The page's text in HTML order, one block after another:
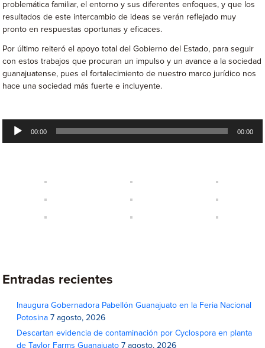
problemática familiar, el entorno y sus diferentes enfoques, y que los
resultados de este intercambio de ideas se verán reflejado muy
pronto en respuestas oportunas y eficaces.
Por último reiteró el apoyo total del Gobierno del Estado, para seguir
con estos trabajos que procuran un impulso y un avance a la sociedad
guanajuatense, pues el fortalecimiento de nuestro marco jurídico nos
hace una sociedad más fuerte e incluyente.
Reproductor
00:00 00:00
Entradas recientes
Inaugura Gobernadora Pabellón Guanajuato en la Feria Nacional
Potosina 7 agosto, 2026
Descartan evidencia de contaminación por Cyclospora en planta
de Taylor Farms Guanajuato 7 agosto, 2026